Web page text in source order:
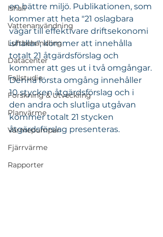
Ishall
Vattenanvändning
Luftbehandling
Datacenter
Fallstudie
Forskning & Utveckling
Planvärme
Värmepumpar
Fjärrvärme
Rapporter
en bättre miljö. Publikationen, som
kommer att heta "21 oslagbara
vägar till effektivare driftsekonomi
ishallar", kommer att innehålla
totalt 21 åtgärdsförslag och
kommer att ges ut i två omgångar.
Denna första omgång innehåller
10 stycken åtgärdsförslag och i
den andra och slutliga utgåvan
kommer totalt 21 stycken
åtgärdsförslag presenteras.